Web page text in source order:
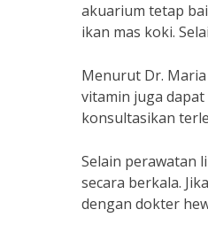
akuarium tetap
ikan mas koki.
Menurut Dr.
vitamin juga
konsultasikan
Selain perawatan
secara berkala.
dengan dokter